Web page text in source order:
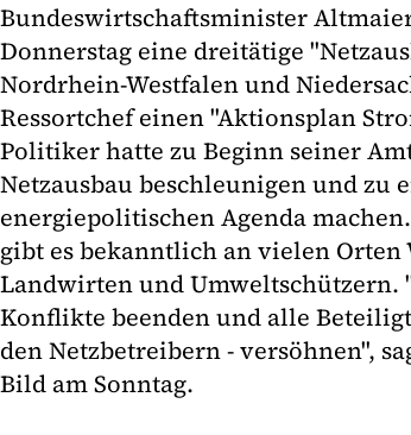
Bundeswirtschaftsminister
Donnerstag eine dreitätige
Nordrhein-Westfalen und
Ressortchef einen "Aktionsplan
Politiker hatte zu Beginn seiner
Netzausbau beschleunigen und zu
energiepolitischen Agenda
gibt es bekanntlich an vielen
Landwirten und
Konflikte beenden und alle
den Netzbetreibern - versöhnen",
Bild am Sonntag.